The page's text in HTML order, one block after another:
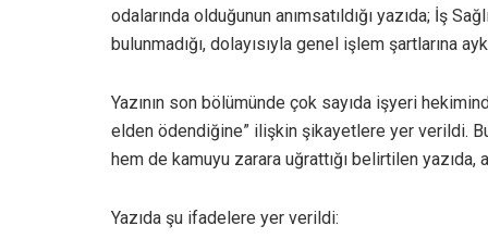
odalarında olduğunun anımsatıldığı yazıda; İş
bulunmadığı, dolayısıyla genel işlem şartlarına
Yazının son bölümünde çok sayıda işyeri
elden ödendiğine” ilişkin şikayetlere yer verildi. Bu
hem de kamuyu zarara uğrattığı belirtilen
Yazıda şu ifadelere yer verildi: